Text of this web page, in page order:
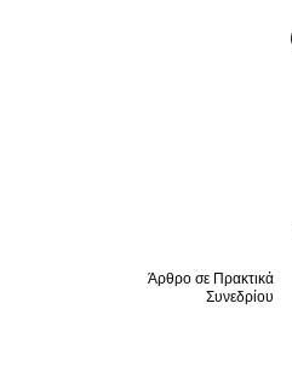
Άρθρο σε Πρακτικά
Συνεδρίου